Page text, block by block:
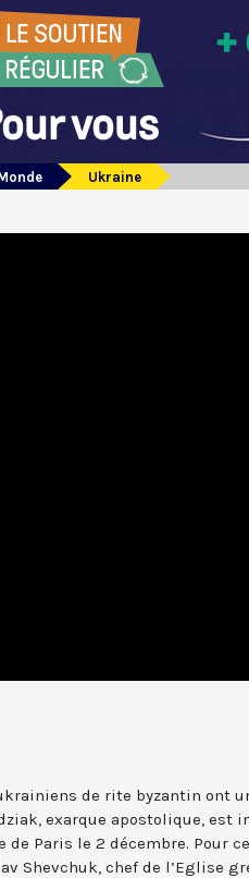
Ukraine
de rite byzantin ont
exarque apostolique, est
de Paris le 2 décembre. Pour
Shevchuk, chef de l’Eglise